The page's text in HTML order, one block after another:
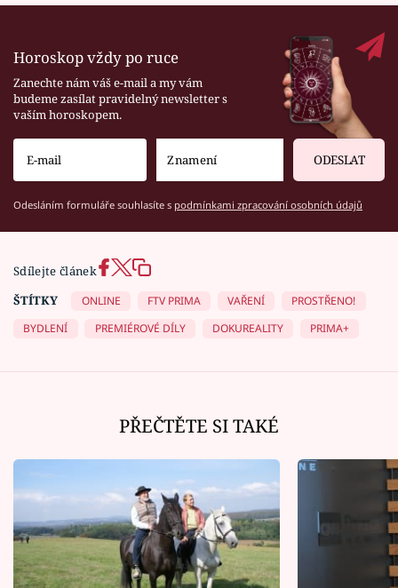
Horoskop vždy po ruce
Zanechte nám váš e-mail a my vám
budeme zasílat pravidelný newsletter s
vaším horoskopem.
ODESLAT
Odesláním formuláře souhlasíte s podmínkami zpracování osobních údajů
Sdílejte článek
ŠTÍTKY
ONLINE FTV PRIMA VAŘENÍ
PROSTŘENO!
BYDLENÍ
PREMIÉROVÉ DÍLY DOKUREALITY PRIMA+
PŘEČTĚTE SI TAKÉ